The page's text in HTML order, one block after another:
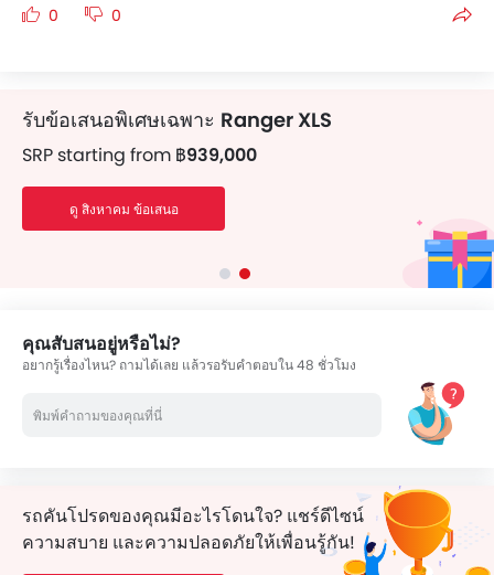
0 0
รับข้อเสนอพิเศษเฉพาะ Ranger XLS
SRP starting from ฿939,000
ดู สิงหาคม ข้อเสนอ
คุณสับสนอยู่หรือไม่?
อยากรู้เรื่องไหน? ถามได้เลย แล้วรอรับคำตอบใน 48 ชั่วโมง
รถคันโปรดของคุณมีอะไรโดนใจ? แชร์ดีไซน์
ความสบาย และความปลอดภัยให้เพื่อนรู้กัน!